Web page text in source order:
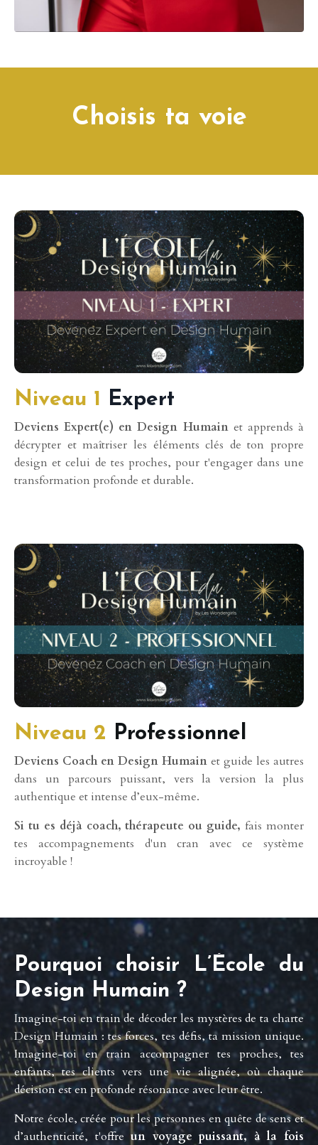
Choisis ta voie
Niveau 1 Expert
Deviens Expert(e) en Design Humainet apprends à
décrypter et maîtriser les éléments clés de ton propre
design et celui de tes proches, pour t'engager dans une
transformation profonde et durable.
Niveau 2 Professionnel
Deviens Coach en Design Humain et guide les autres
dans un parcours puissant, vers la version la plus
authentique et intense d’eux-même.
Si tu es déjà coach, thérapeute ou guide, fais monter
tes accompagnements d'un cran avec ce système
incroyable !
Pourquoi choisir L’École du
Design Humain ?
Imagine-toi en train de décoder les mystères de ta charte
Design Humain : tes forces, tes défis, ta mission unique.
Imagine-toi en train accompagner tes proches, tes
enfants, tes clients vers une vie alignée, où chaque
décision est en profonde résonance avec leur être.
Notre école, créée pour les personnes en quête de sens et
d’authenticité, t'offre un voyage puissant, à la fois